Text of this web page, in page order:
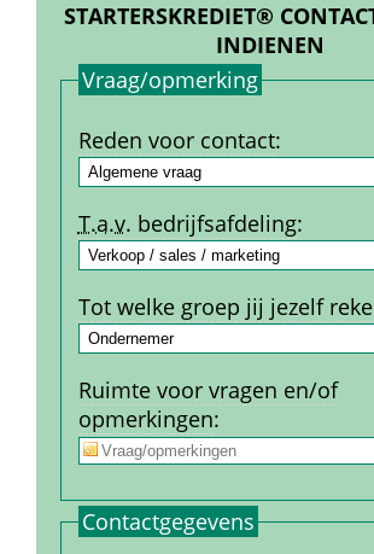
STARTERSKREDIET®
INDIENEN
Vraag/opmerking
Reden voor contact:
T.a.v. bedrijfs­afdeling:
Tot welke groep jij jezelf
Ruimte voor vragen en/of
opmerkingen:
Contact­gegevens